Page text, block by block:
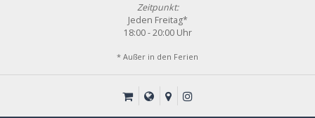
Zeitpunkt:
Jeden Freitag*
18:00 - 20:00 Uhr
* Außer in den Ferien